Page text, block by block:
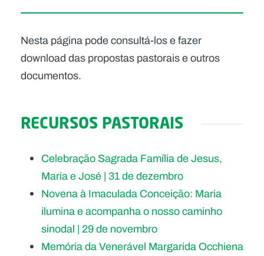
Nesta página pode consultá-los e fazer
download das propostas pastorais e outros
documentos.
RECURSOS PASTORAIS
Celebração Sagrada Família de Jesus,
Maria e José | 31 de dezembro
Novena à Imaculada Conceição: Maria
ilumina e acompanha o nosso caminho
sinodal | 29 de novembro
Memória da Venerável Margarida Occhiena